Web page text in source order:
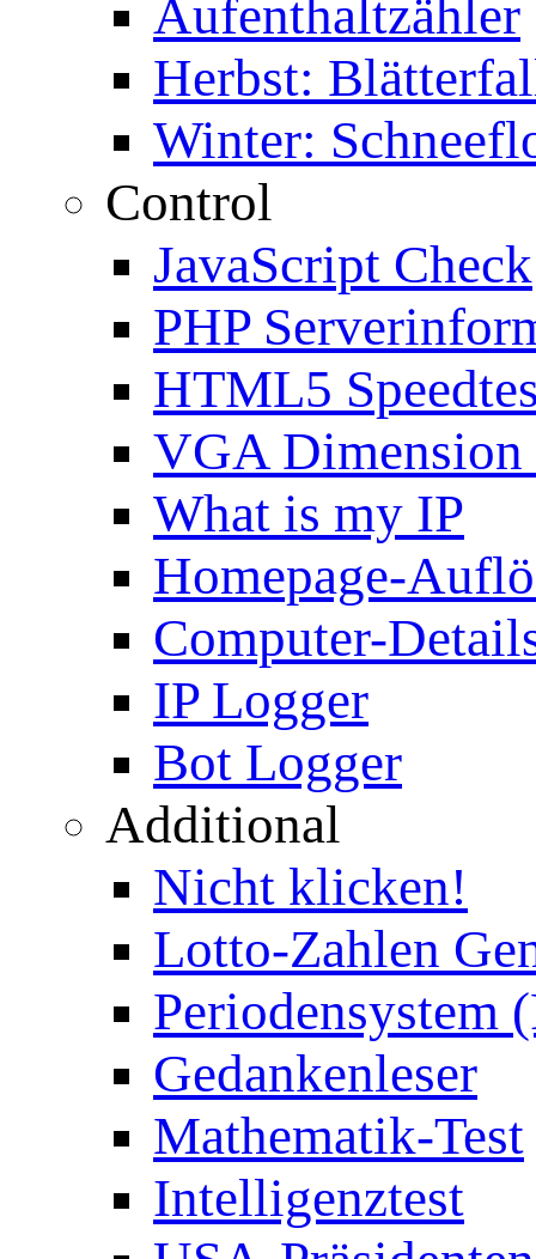
Aufenthaltzähler
Herbst:
Winter:
Control
JavaScript Check
PHP
HTML5
VGA Dimension
What is my IP
Homepage-
Computer-
IP Logger
Bot Logger
Additional
Nicht klicken!
Lotto-Zahlen
Periodensystem
Gedankenleser
Mathematik-Test
Intelligenztest